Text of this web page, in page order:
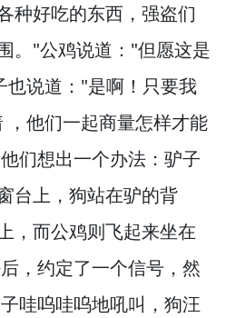
种好吃的东西， 强盗们
"公鸡说道："但愿这是
也说道："是啊！ 只要我
他们一起商量怎样才能
他们想出一个办法：驴子
台上， 狗站在驴的背
， 而公鸡则飞起来坐在
， 约定了一个信号， 然
哇呜哇呜地吼叫， 狗汪